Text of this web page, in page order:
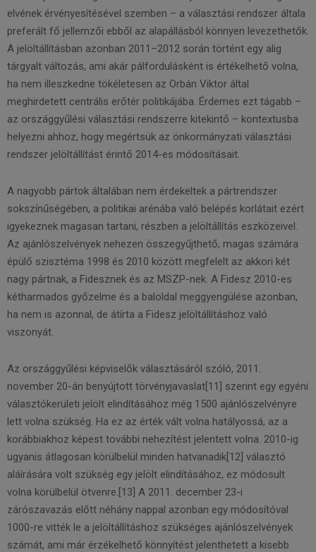
elvének érvényesítésével szemben – a választási rendszer általa
preferált fő jellemzői ebből az alapállásból könnyen levezethetők.
A jelöltállításban azonban 2011–2012 során történt egy alig
tárgyalt változás, ami akár pálfordulásként is értékelhető volna,
ha nem illeszkedne tökéletesen az Orbán Viktor által
meghirdetett centrális erőtér politikájába. Érdemes ezt tágabb –
az országgyűlési választási rendszerre kitekintő – kontextusba
helyezni ahhoz, hogy megértsük az önkormányzati választási
rendszer jelöltállítást érintő 2014-es módosításait.
A nagyobb pártok általában nem érdekeltek a pártrendszer
sokszínűségében, a politikai arénába való belépés korlátait ezért
igyekeznek magasan tartani, részben a jelöltállítás eszközeivel.
Az ajánlószelvények nehezen összegyűjthető, magas számára
épülő szisztéma 1998 és 2010 között megfelelt az akkori két
nagy pártnak, a Fidesznek és az MSZP-nek. A Fidesz 2010-es
kétharmados győzelme és a baloldal meggyengülése azonban,
ha nem is azonnal, de átírta a Fidesz jelöltállításhoz való
viszonyát.
Az országgyűlési képviselők választásáról szóló, 2011.
november 20-án benyújtott törvényjavaslat[11] szerint egy egyéni
választókerületi jelölt elindításához még 1500 ajánlószelvényre
lett volna szükség. Ha ez az érték vált volna hatályossá, az a
korábbiakhoz képest további nehezítést jelentett volna. 2010-ig
ugyanis átlagosan körülbelül minden hatvanadik[12] választó
aláírására volt szükség egy jelölt elindításához, ez módosult
volna körülbelül ötvenre.[13] A 2011. december 23-i
zárószavazás előtt néhány nappal azonban egy módosítóval
1000-re vitték le a jelöltállításhoz szükséges ajánlószelvények
számát, ami már érzékelhető könnyítést jelenthetett a kisebb